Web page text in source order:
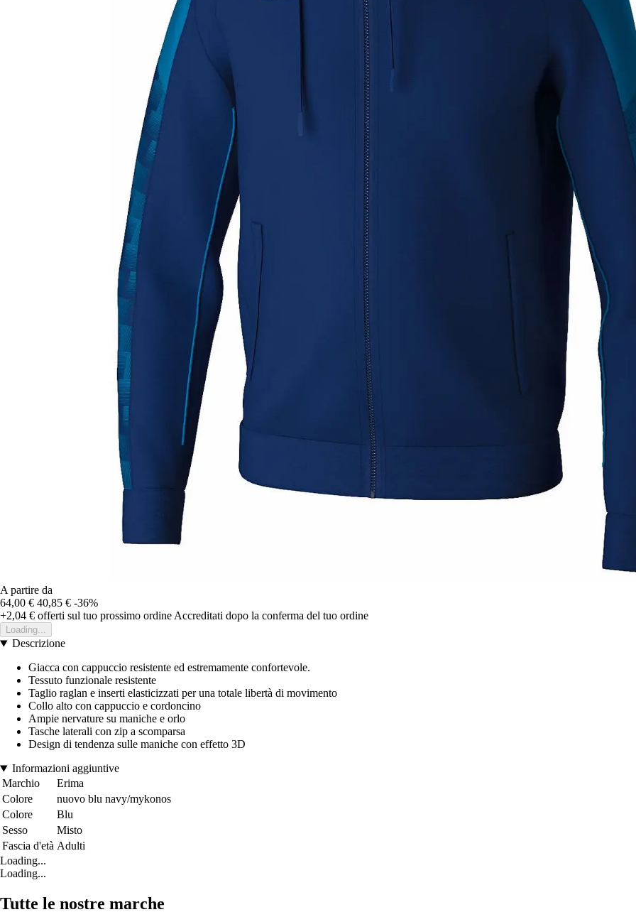
A partire da
64,00 € 40,85 € -36%
+2,04 € offerti sul tuo prossimo ordine Accreditati dopo la conferma del tuo ordine
Loading...
Descrizione
Giacca con cappuccio resistente ed estremamente confortevole.
Tessuto funzionale resistente
Taglio raglan e inserti elasticizzati per una totale libertà di movimento
Collo alto con cappuccio e cordoncino
Ampie nervature su maniche e orlo
Tasche laterali con zip a scomparsa
Design di tendenza sulle maniche con effetto 3D
Informazioni aggiuntive
Marchio
Erima
Colore
nuovo blu navy/mykonos
Colore
Blu
Sesso
Misto
Fascia d'età Adulti
Loading...
Loading...
Tutte le nostre marche